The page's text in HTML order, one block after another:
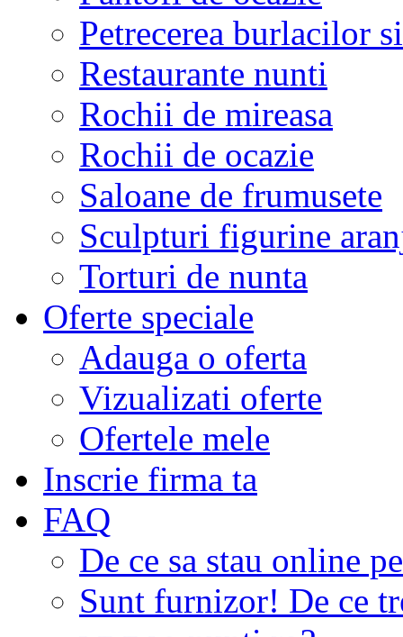
Petrecerea burlacilor
Restaurante nunti
Rochii de mireasa
Rochii de ocazie
Saloane de frumusete
Sculpturi figurine
Torturi de nunta
Oferte speciale
Adauga o oferta
Vizualizati oferte
Ofertele mele
Inscrie firma ta
FAQ
De ce sa stau online
Sunt furnizor! De ce